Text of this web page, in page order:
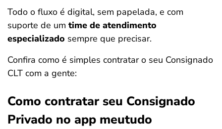
Todo o fluxo é digital, sem papelada, e com
suporte de um time de atendimento
especializado sempre que precisar.
Confira como é simples contratar o seu Consignado
CLT com a gente:
Como contratar seu Consignado
Privado no app meutudo